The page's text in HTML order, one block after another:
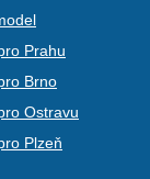
Prahu
Brno
Ostravu
Plzeň